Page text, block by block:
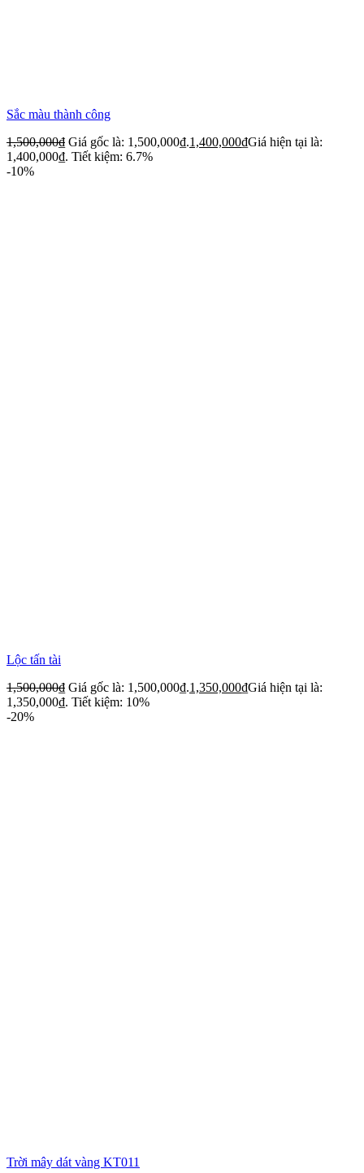
Sắc màu thành công
1,500,000₫ Giá gốc là: 1,500,000₫.1,400,000₫Giá hiện tại là:
1,400,000₫. Tiết kiệm: 6.7%
-10%
Lộc tấn tài
1,500,000₫ Giá gốc là: 1,500,000₫.1,350,000₫Giá hiện tại là:
1,350,000₫. Tiết kiệm: 10%
-20%
Trời mây dát vàng KT011